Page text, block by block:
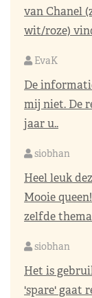
van Chanel
wit/roze)
EvaK
De
mij niet. De
jaar u..
siobhan
Heel leuk
Mooie
zelfde
siobhan
Het is
'spare' gaat